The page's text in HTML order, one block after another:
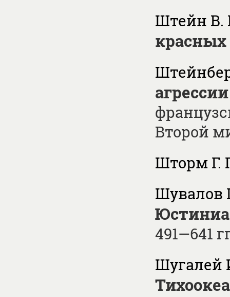
Штейн В.
красных
Второй
Шторм Г.
Шувалов
491—641
Шугалей